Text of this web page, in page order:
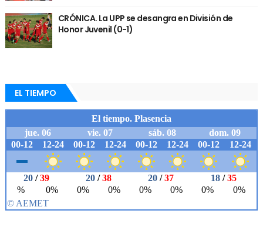
CRÓNICA. La UPP se desangra en División de
Honor Juvenil (0-1)
EL TIEMPO